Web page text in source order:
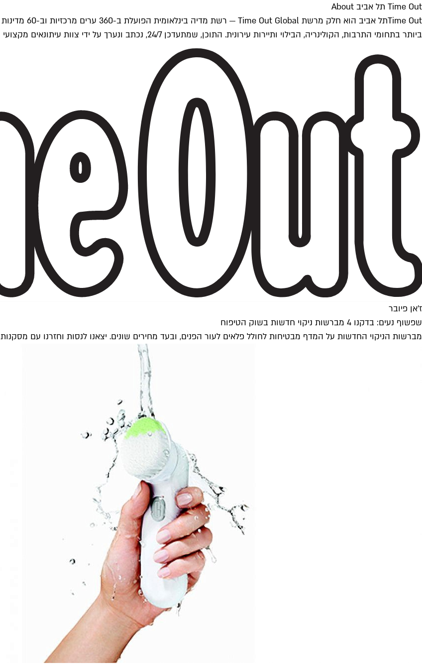
Time Out תל אביב About
ביותר בתחומי התרבות, הקולינריה, הבילוי ותיירות עירונית. התוכן, שמתעדכן 24/7, נכתב ונערך על ידי צוות עיתונאים מקצועי מקומי בישראל, בהתאם לסטנדרטים של Time Out העולמית.
ז'אן פיובר
שפשוף נעים: בדקנו 4 מברשות ניקוי חדשות בשוק הטיפוח
מברשות הניקוי החדשות על המדף מבטיחות לחולל פלאים לעור הפנים, ובעד מחירים שונים. יצאנו לנסות וחזרנו עם מסקנות